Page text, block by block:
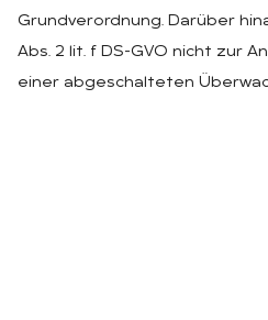
Grundverordnung. Darüber
Abs. 2 lit. f DS-GVO nicht zur
einer abgeschalteten